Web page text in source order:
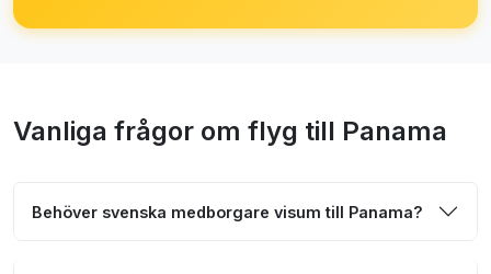
Vanliga frågor om flyg till Panama
Behöver svenska medborgare visum till Panama?